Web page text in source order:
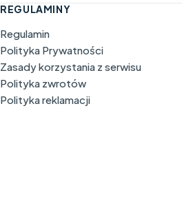
REGULAMINY
Regulamin
Polityka Prywatności
Zasady korzystania z serwisu
Polityka zwrotów
Polityka reklamacji